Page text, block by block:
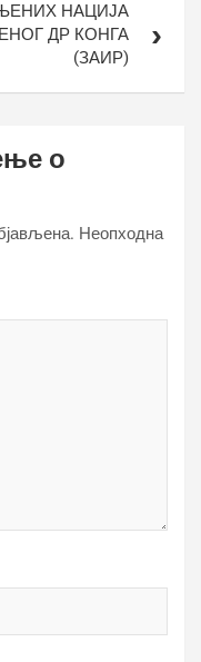
НАЦИЈА
ДР КОНГА
(ЗАИР)
о
Неопходна